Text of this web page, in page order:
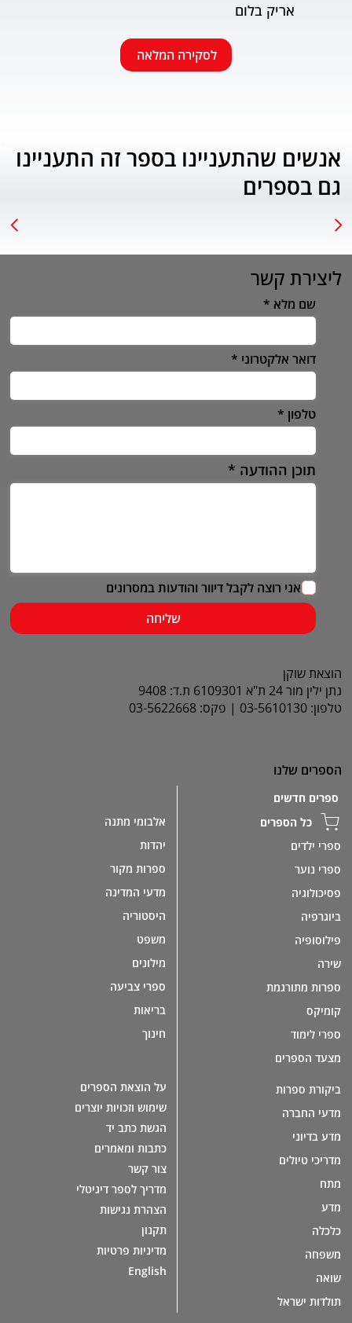
ורגשית בגובה העיניים של הילדים. מומלץ בחום.
אריק בלום
לסקירה המלאה
אנשים שהתעניינו בספר זה התעניינו
גם בספרים
ליצירת קשר
שם מלא
דואר אלקטרוני
טלפון
תוכן ההודעה
אני רוצה לקבל דיוור והודעות במסרונים
שליחה
הוצאת שוקן
נתן ילין מור 24 ת"א 6109301 ת.ד: 9408
טלפון: 03-5610130 | פקס: 03-5622668
הספרים שלנו
ספרים חדשים
כל הספרים
ספרי ילדים
ספרי נוער
פסיכולוגיה
ביוגרפיה
פילוסופיה
שירה
ספרות מתורגמת
קומיקס
ספרי לימוד
מצעד הספרים
ביקורת ספרות
מדעי החברה
מדע בדיוני
מדריכי טיולים
מתח
מדע
כלכלה
משפחה
שואה
תולדות ישראל
אלבומי מתנה
יהדות
ספרות מקור
מדעי המדינה
היסטוריה
משפט
מילונים
ספרי צביעה
בריאות
חינוך
על הוצאת הספרים
שימוש וזכויות יוצרים
הגשת כתב יד
כתבות ומאמרים
צור קשר
מדריך לספר דיגיטלי
הצהרת נגישות
תקנון
מדיניות פרטיות
English